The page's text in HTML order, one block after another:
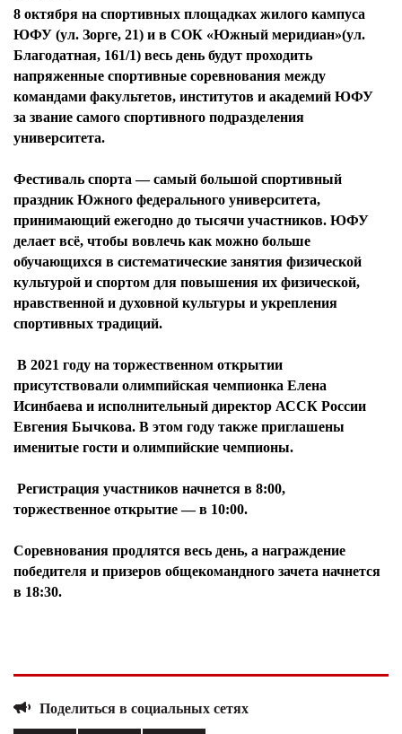
8 октября на спортивных площадках жилого кампуса
ЮФУ (ул. Зорге, 21) и в СОК «Южный меридиан»(ул.
Благодатная, 161/1) весь день будут проходить
напряженные спортивные соревнования между
командами факультетов, институтов и академий ЮФУ
за звание самого спортивного подразделения
университета.
Фестиваль спорта — самый большой спортивный
праздник Южного федерального университета,
принимающий ежегодно до тысячи участников. ЮФУ
делает всё, чтобы вовлечь как можно больше
обучающихся в систематические занятия физической
культурой и спортом для повышения их физической,
нравственной и духовной культуры и укрепления
спортивных традиций.
В 2021 году на торжественном открытии
присутствовали олимпийская чемпионка Елена
Исинбаева и исполнительный директор АССК России
Евгения Бычкова. В этом году также приглашены
именитые гости и олимпийские чемпионы.
Регистрация участников начнется в 8:00,
торжественное открытие — в 10:00.
Соревнования продлятся весь день, а награждение
победителя и призеров общекомандного зачета начнется
в 18:30.
Поделиться в социальных сетях